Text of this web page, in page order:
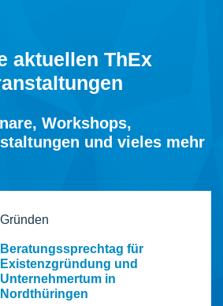
aktuellen ThEx
Workshops,
und vieles mehr
Gründen
Beratungssprechtag für
Existenzgründung und
Unternehmertum in
Nordthüringen